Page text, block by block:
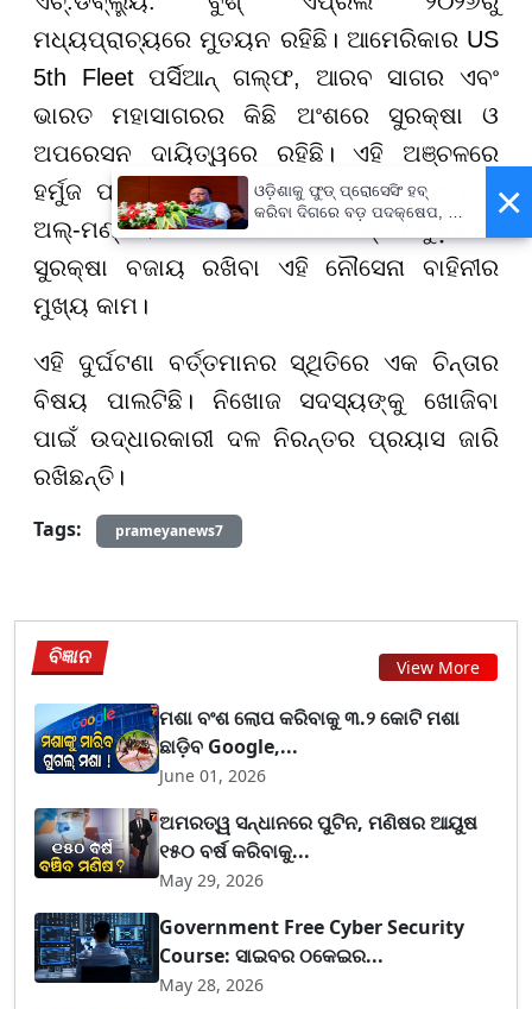
ମଧ୍ୟପ୍ରାଚ୍ୟରେ ମୁତୟନ ରହିଛି। ଆମେରିକାର US
5th Fleet ପର୍ସିଆନ୍ ଗଲ୍ଫ, ଆରବ ସାଗର ଏବଂ
ଭାରତ ମହାସାଗରର କିଛି ଅଂଶରେ ସୁରକ୍ଷା ଓ
ଅପରେସନ ଦାୟିତ୍ୱରେ ରହିଛି। ଏହି ଅଞ୍ଚଳରେ
ହର୍ମୁଜ ପ୍ରଣାଳୀ (Strait of Hormuz) ଏବଂ ବାବ୍
ଅଲ୍-ମଣ୍ଡାବ ପରି ରଣନୈତିକ ସ୍ଥାନଗୁଡ଼ିକରେ
ସୁରକ୍ଷା ବଜାୟ ରଖିବା ଏହି ନୌସେନା ବାହିନୀର
ମୁଖ୍ୟ କାମ।
ଏହି ଦୁର୍ଘଟଣା ବର୍ତ୍ତମାନର ସ୍ଥିତିରେ ଏକ ଚିନ୍ତାର
ବିଷୟ ପାଲଟିଛି। ନିଖୋଜ ସଦସ୍ୟଙ୍କୁ ଖୋଜିବା
ପାଇଁ ଉଦ୍ଧାରକାରୀ ଦଳ ନିରନ୍ତର ପ୍ରୟାସ ଜାରି
ରଖିଛନ୍ତି।
Tags:
prameyanews7
ବିଜ୍ଞାନ View More
ମଶା ବଂଶ ଲୋପ କରିବାକୁ ୩.୨ କୋଟି ମଶା
ଛାଡ଼ିବ Google,...
June 01, 2026
ଅମରତ୍ୱ ସନ୍ଧାନରେ ପୁଟିନ, ମଣିଷର ଆୟୁଷ
୧୫୦ ବର୍ଷ କରିବାକୁ...
May 29, 2026
Government Free Cyber Security
Course: ସାଇବର ଠକେଇର...
May 28, 2026
×
ଓଡ଼ିଶାକୁ ଫୁଡ୍ ପ୍ରୋସେସିଂ ହବ୍
କରିବା ଦିଗରେ ବଡ଼ ପଦକ୍ଷେପ, ୪୨
ହଜାରରୁ ଅଧିକ ନିଯୁକ୍ତି ସୁଯୋଗ